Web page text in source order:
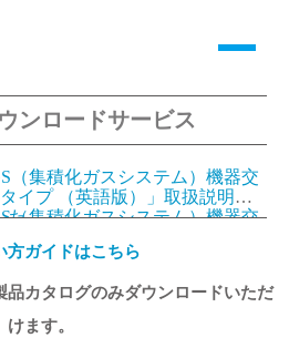
ムを探す
ロード
ンロードサービス
（集積化ガスシステム）機器交
イプ （英語版）」取扱説明書
た。
（集積化ガスシステム）機器交
タイプ（英語版）」取扱説明書
た。
（集積化ガスシステム）機器交
。
（集積化ガスシステム）機器交
タイプ（日本語版）」取扱説明
。
方ガイドはこちら
品カタログのみダウンロードいただ
けます。